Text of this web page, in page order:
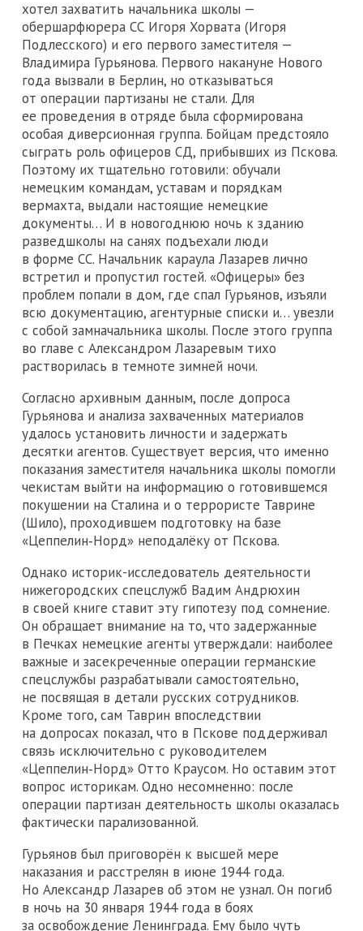
хотел захватить начальника школы —
обершарфюрера СС Игоря Хорвата (Игоря
Подлесского) и его первого заместителя —
Владимира Гурьянова. Первого накануне Нового
года вызвали в Берлин, но отказываться
от операции партизаны не стали. Для
ее проведения в отряде была сформирована
особая диверсионная группа. Бойцам предстояло
сыграть роль офицеров СД, прибывших из Пскова.
Поэтому их тщательно готовили: обучали
немецким командам, уставам и порядкам
вермахта, выдали настоящие немецкие
документы… И в новогоднюю ночь к зданию
разведшколы на санях подъехали люди
в форме СС. Начальник караула Лазарев лично
встретил и пропустил гостей. «Офицеры» без
проблем попали в дом, где спал Гурьянов, изъяли
всю документацию, агентурные списки и… увезли
с собой замначальника школы. После этого группа
во главе с Александром Лазаревым тихо
растворилась в темноте зимней ночи.
Согласно архивным данным, после допроса
Гурьянова и анализа захваченных материалов
удалось установить личности и задержать
десятки агентов. Существует версия, что именно
показания заместителя начальника школы помогли
чекистам выйти на информацию о готовившемся
покушении на Сталина и о террористе Таврине
(Шило), проходившем подготовку на базе
«Цеппелин‑Норд» неподалёку от Пскова.
Однако историк-исследователь деятельности
нижегородских спецслужб Вадим Андрюхин
в своей книге ставит эту гипотезу под сомнение.
Он обращает внимание на то, что задержанные
в Печках немецкие агенты утверждали: наиболее
важные и засекреченные операции германские
спецслужбы разрабатывали самостоятельно,
не посвящая в детали русских сотрудников.
Кроме того, сам Таврин впоследствии
на допросах показал, что в Пскове поддерживал
связь исключительно с руководителем
«Цеппелин‑Норд» Отто Краусом. Но оставим этот
вопрос историкам. Одно несомненно: после
операции партизан деятельность школы оказалась
фактически парализованной.
Гурьянов был приговорён к высшей мере
наказания и расстрелян в июне 1944 года.
Но Александр Лазарев об этом не узнал. Он погиб
в ночь на 30 января 1944 года в боях
за освобождение Ленинграда. Ему было чуть